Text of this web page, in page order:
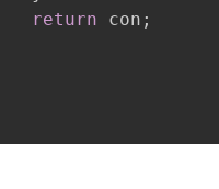
return con ;